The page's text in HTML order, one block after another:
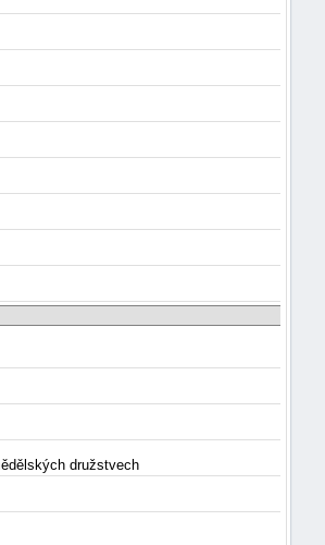
družstvech